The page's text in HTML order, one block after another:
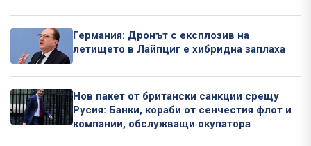
Германия: Дронът с експлозив на
летището в Лайпциг е хибридна заплаха
Нов пакет от британски санкции срещу
Русия: Банки, кораби от сенчестия флот и
компании, обслужващи окупатора